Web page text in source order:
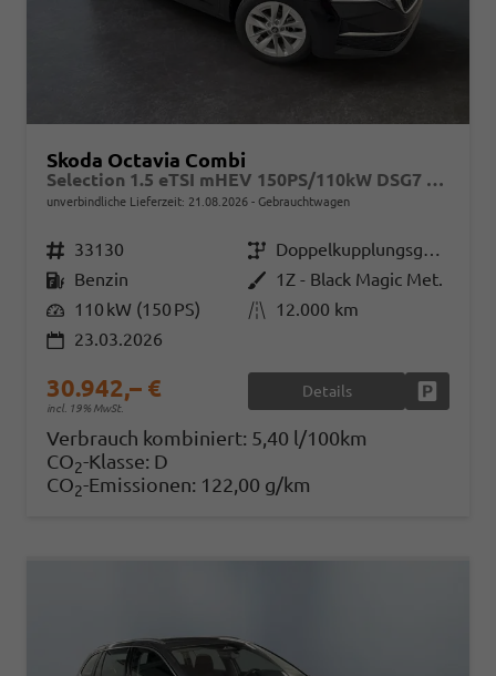
Skoda Octavia Combi
Selection 1.5 eTSI mHEV 150PS/110kW DSG7 2026 +AHK+3-ZONE+RFK+KESSY+EL.HECK+BHZ. LENKRAD
unverbindliche Lieferzeit: 21.08.2026 Gebrauchtwagen
Fahrzeugnr. 33130 Getriebe
Doppelkupplungsgetriebe (DSG)
Kraftstoff Benzin Außenfarbe1Z - Black Magic Met.
Leistung 110 kW (150 PS) Kilometerstand 12.000 km
23.03.2026
30.942,– €
incl. 19% MwSt.
Details
Verbrauch kombiniert: 5,40 l/100km
CO2-Klasse: D
CO2-Emissionen: 122,00 g/km